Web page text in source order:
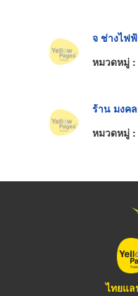
จ ช่างไฟ
หมวดหมู่ :
ร้าน มงค
หมวดหมู่ :
ไทยแล